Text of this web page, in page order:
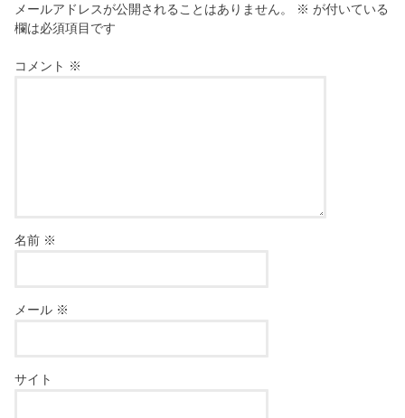
メールアドレスが公開されることはありません。 ※ が付いている
欄は必須項目です
コメント ※
名前 ※
メール ※
サイト